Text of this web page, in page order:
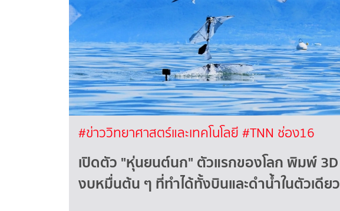
#ข่าววิทยาศาสตร์และเทคโนโลยี #TNN ช่อง16
เปิดตัว "หุ่นยนต์นก" ตัวแรกของโลก พิมพ์ 3D
งบหมื่นต้น ๆ ที่ทำได้ทั้งบินและดำน้ำในตัวเดียว